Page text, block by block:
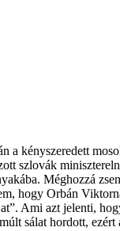
a kényszeredett
szlovák
Méghozzá
hogy Orbán
Ami azt jelenti,
sálat hordott, ezért